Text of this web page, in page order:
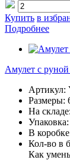
Купить в
Подробнее
Амулет с
Артикул:
Размеры:
На складе:
Упаковка:
В
Кол-во в
Как